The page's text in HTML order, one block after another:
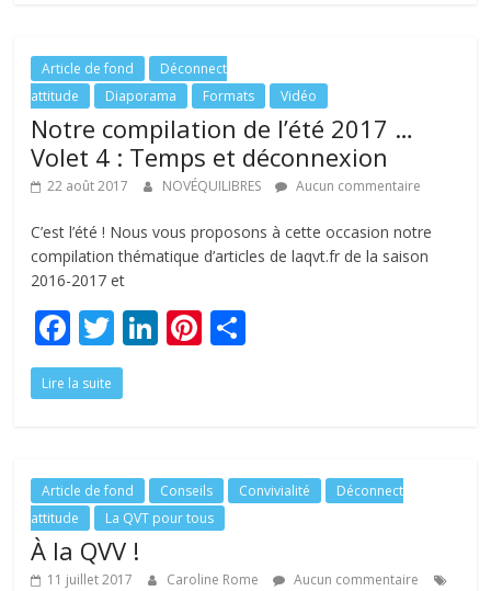
o
o
k
dI
n
st
Article de fond
Déconnect
attitude
Diaporama Formats Vidéo
Notre compilation de l’été 2017 …
Volet 4 : Temps et déconnexion
22 août 2017 NOVÉQUILIBRES Aucun commentaire
C’est l’été ! Nous vous proposons à cette occasion notre
compilation thématique d’articles de laqvt.fr de la saison
2016-2017 et
F
ac
e
o
o
k
T
w
itt
Li
dI
n
Pi
st er
Lire la suite
Article de fond Conseils Convivialité
Déconnect
attitude
La QVT pour tous
À la QVV !
11 juillet 2017 Caroline Rome
Aucun commentaire